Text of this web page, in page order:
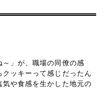
～」が、職場の同僚の感
ッキーって感じだったん
や食感を生かした地元の